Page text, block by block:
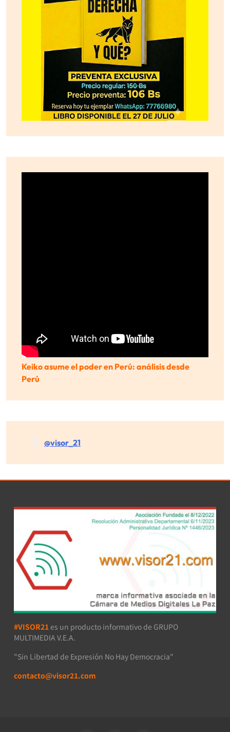
Keiko asume el poder en Perú: análisis desde
Perú
@visor_21
#VISOR21 es un producto informativo de GRUPO
MULTIMEDIA V.E.A.
"Sin Libertad de Expresión No Hay Democracia"
contacto@visor21.com